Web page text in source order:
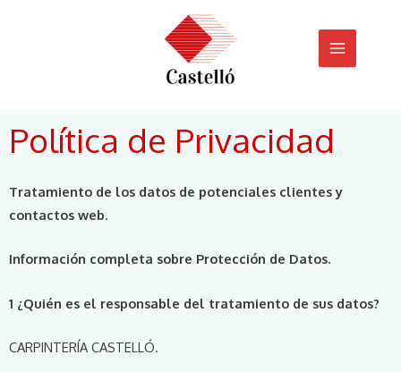
MENU
Política de Privacidad
Tratamiento de los datos de potenciales clientes y
contactos web.
Información completa sobre Protección de Datos.
1 ¿Quién es el responsable del tratamiento de sus datos?
CARPINTERÍA CASTELLÓ.